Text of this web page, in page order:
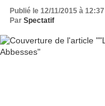
Publié le 12/11/2015 à 12:37
Par Spectatif